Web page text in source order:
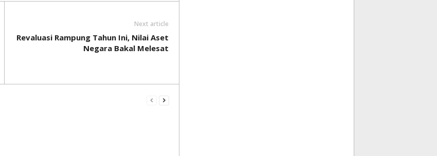
Next article
Revaluasi Rampung Tahun Ini, Nilai Aset
Negara Bakal Melesat